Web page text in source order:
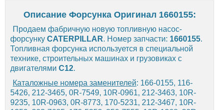
Описание Форсунка Оригинал 1660155:
Продаем фабричную новую топливную насос-
форсунку CATERPILLAR. Номер запчасти: 1660155.
Топливная форсунка используется в специальной
технике, строительных машинах и грузовиках с
двигателями C12.
Каталожные номера заменителей: 166-0155, 116-
5426, 212-3465, 0R-7549, 10R-0961, 212-3463, 10R-
9235, 10R-0963, 0R-8773, 170-5231, 212-3467, 10R-